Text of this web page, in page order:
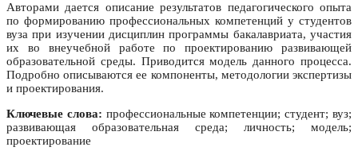
Авторами дается описание результатов педагогического опыта
по формированию профессиональных компетенций у студентов
вуза при изучении дисциплин программы бакалавриата, участия
их во внеучебной работе по проектированию развивающей
образовательной среды. Приводится модель данного процесса.
Подробно описываются ее компоненты, методологии экспертизы
и проектирования.
Ключевые слова: профессиональные компетенции; студент; вуз;
развивающая образовательная среда; личность; модель;
проектирование